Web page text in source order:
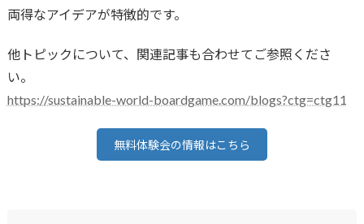
両得なアイデアが特徴的です。
他トピックについて、関連記事も合わせてご参照くださ
い。
https://sustainable-world-boardgame.com/blogs?ctg=ctg11
無料体験会の情報はこちら